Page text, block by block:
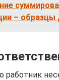
–
работник